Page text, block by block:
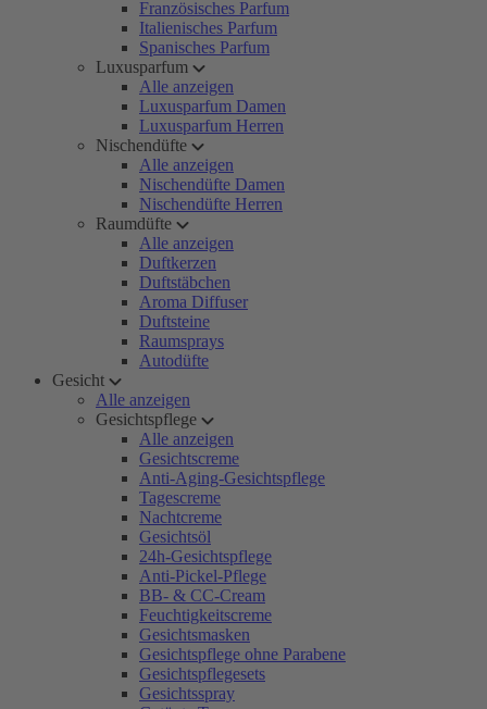
Französisches Parfum
Italienisches Parfum
Spanisches Parfum
Luxusparfum
Alle anzeigen
Luxusparfum Damen
Luxusparfum Herren
Nischendüfte
Alle anzeigen
Nischendüfte Damen
Nischendüfte Herren
Raumdüfte
Alle anzeigen
Duftkerzen
Duftstäbchen
Aroma Diffuser
Duftsteine
Raumsprays
Autodüfte
Gesicht
Alle anzeigen
Gesichtspflege
Alle anzeigen
Gesichtscreme
Anti-Aging-Gesichtspflege
Tagescreme
Nachtcreme
Gesichtsöl
24h-Gesichtspflege
Anti-Pickel-Pflege
BB- & CC-Cream
Feuchtigkeitscreme
Gesichtsmasken
Gesichtspflege ohne Parabene
Gesichtspflegesets
Gesichtsspray